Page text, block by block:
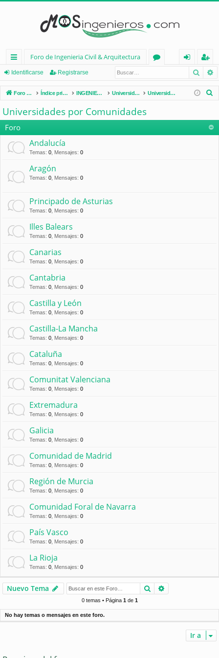
nl
ac
es
rá
pi
d
Foro de Ingenieria Civil & Arquitectura
os
nt
ifi
eg
ist
ra
Identificarse Registrarse
Foro de Ingenieria Civil & Arquitectura Índice principal INGENIERÍA CIVIL (España) Universidades de España Universidades por Comunidades
a
Universidades por Comunidades
Foro
Andalucía
Temas: 0 Mensajes: 0
Aragón
Temas: 0 Mensajes: 0
Principado de Asturias
Temas: 0 Mensajes: 0
Illes Balears
Temas: 0 Mensajes: 0
Canarias
Temas: 0 Mensajes: 0
Cantabria
Temas: 0 Mensajes: 0
Castilla y León
Temas: 0 Mensajes: 0
Castilla-La Mancha
Temas: 0 Mensajes: 0
Cataluña
Temas: 0 Mensajes: 0
Comunitat Valenciana
Temas: 0 Mensajes: 0
Extremadura
Temas: 0 Mensajes: 0
Galicia
Temas: 0 Mensajes: 0
Comunidad de Madrid
Temas: 0 Mensajes: 0
Región de Murcia
Temas: 0 Mensajes: 0
Comunidad Foral de Navarra
Temas: 0 Mensajes: 0
País Vasco
Temas: 0 Mensajes: 0
La Rioja
Temas: 0 Mensajes: 0
Nuevo Tema Buscar
0 temas • Página 1de 1
No hay temas o mensajes en este foro.
Ir a